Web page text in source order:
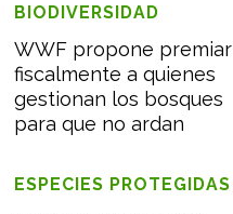
WWF propone premiar
fiscalmente a quienes
gestionan los bosques
para que no ardan
BIODIVERSIDAD
ESPECIES PROTEGIDAS